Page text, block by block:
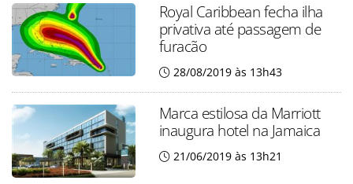
Royal Caribbean fecha ilha
privativa até passagem de
furacão
28/08/2019 às 13h43
Marca estilosa da Marriott
inaugura hotel na Jamaica
21/06/2019 às 13h21